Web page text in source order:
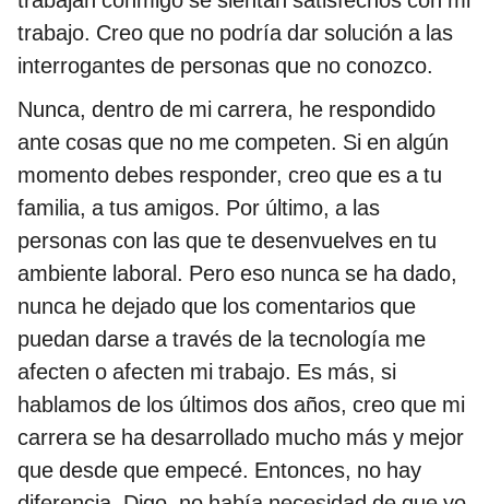
trabajo. Creo que no podría dar solución a las
interrogantes de personas que no conozco.
Nunca, dentro de mi carrera, he respondido
ante cosas que no me competen. Si en algún
momento debes responder, creo que es a tu
familia, a tus amigos. Por último, a las
personas con las que te desenvuelves en tu
ambiente laboral. Pero eso nunca se ha dado,
nunca he dejado que los comentarios que
puedan darse a través de la tecnología me
afecten o afecten mi trabajo. Es más, si
hablamos de los últimos dos años, creo que mi
carrera se ha desarrollado mucho más y mejor
que desde que empecé. Entonces, no hay